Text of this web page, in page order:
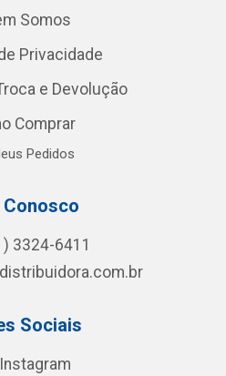
Somos
Privacidade
e Devolução
Comprar
Pedidos
Conosco
3324-6411
Sociais
Instagram